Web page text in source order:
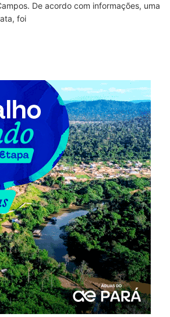
De acordo com informações, uma
foi